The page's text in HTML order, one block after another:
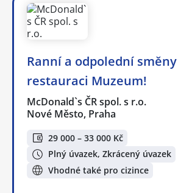
Ranní a odpolední
restauraci Muzeum!
McDonald`s ČR spol. s r.o.
Nové Město, Praha
29 000 – 33 000 Kč
Plný úvazek, Zkrácený úvazek
Vhodné také pro cizince